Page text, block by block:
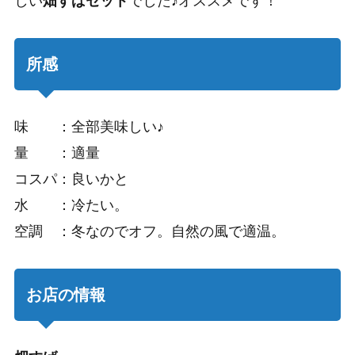
所感
味 ：全部美味しい♪
量 ：適量
コスパ：良いかと
水 ：冷たい。
空調 ：冬なのでオフ。自然の風で適温。
お店の情報